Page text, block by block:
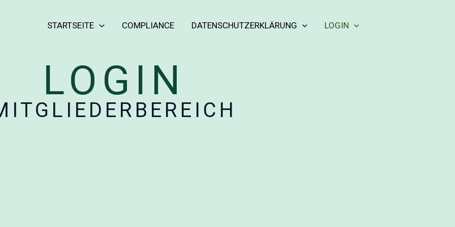
STARTSEITE COMPLIANCE DATENSCHUTZERKLÄRUNG LOGIN
LOGIN